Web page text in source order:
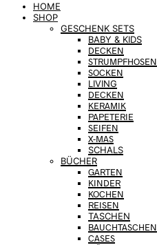
HOME
SHOP
GESCHENK SETS
BABY & KIDS
DECKEN
STRUMPFHOSEN
SOCKEN
LIVING
DECKEN
KERAMIK
PAPETERIE
SEIFEN
X-MAS
SCHALS
BÜCHER
GARTEN
KINDER
KOCHEN
REISEN
TASCHEN
BAUCHTASCHEN
CASES